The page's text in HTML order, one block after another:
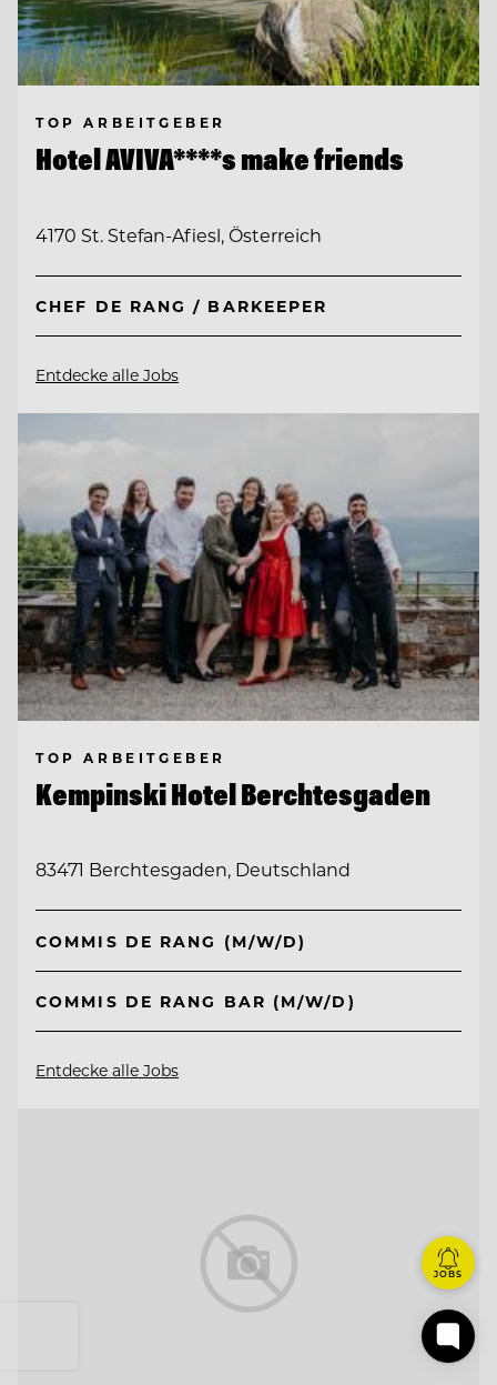
TOP ARBEITGEBER
Hotel AVIVA****s make friends
4170 St. Stefan-Afiesl, Österreich
CHEF DE RANG / BARKEEPER
Entdecke alle Jobs
TOP ARBEITGEBER
Kempinski Hotel Berchtesgaden
83471 Berchtesgaden, Deutschland
COMMIS DE RANG (M/W/D)
COMMIS DE RANG BAR (M/W/D)
Entdecke alle Jobs
JOBS